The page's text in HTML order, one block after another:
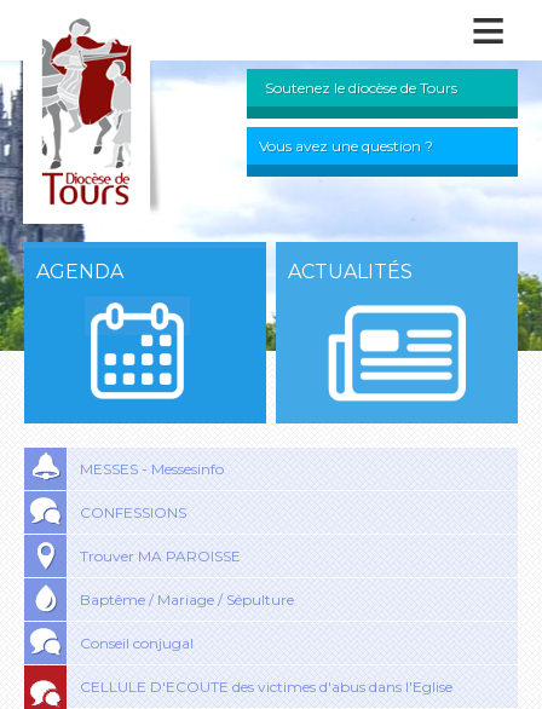
≡
Soutenez le diocèse de Tours
Vous avez une question ?
AGENDA ACTUALITÉS
MESSES - Messesinfo
CONFESSIONS
Trouver MA PAROISSE
Baptême / Mariage / Sépulture
Conseil conjugal
CELLULE D'ECOUTE des victimes d'abus dans l'Eglise